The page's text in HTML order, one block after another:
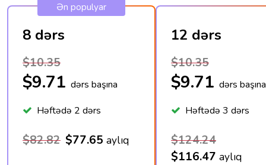
Ən populyar
8 dərs
$10.35
$9.71 dərs başına
Həftədə 2 dərs
$82.82 $77.65 aylıq
12 dərs
$10.35
$9.71 dərs başına
Həftədə 3 dərs
$124.24
$116.47 aylıq